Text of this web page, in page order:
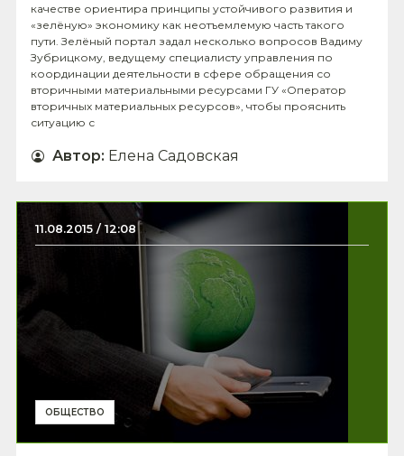
качестве ориентира принципы устойчивого развития и
«зелёную» экономику как неотъемлемую часть такого
пути. Зелёный портал задал несколько вопросов Вадиму
Зубрицкому, ведущему специалисту управления по
координации деятельности в сфере обращения со
вторичными материальными ресурсами ГУ «Оператор
вторичных материальных ресурсов», чтобы прояснить
ситуацию с
Автор: Елена Садовская
11.08.2015 / 12:08
ОБЩЕСТВО